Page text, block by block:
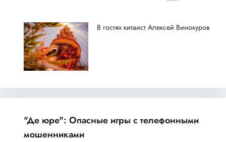
В гостях китаист Алексей Винокуров
"Де юре": Опасные игры с телефонными
мошенниками